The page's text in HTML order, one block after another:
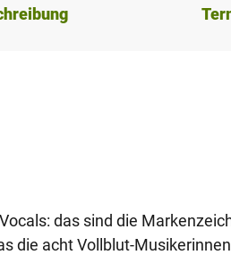
das sind die
die acht Vollblut-